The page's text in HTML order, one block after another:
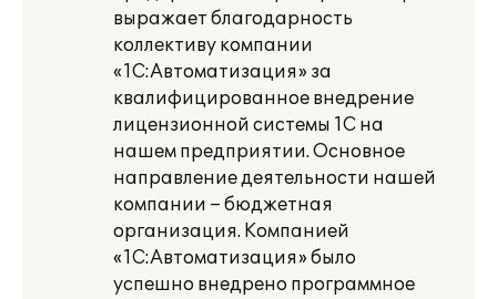
выражает благодарность
коллективу компании
«1С:Автоматизация» за
квалифицированное внедрение
лицензионной системы 1С на
нашем предприятии. Основное
направление деятельности нашей
компании – бюджетная
организация. Компанией
«1С:Автоматизация» было
успешно внедрено программное